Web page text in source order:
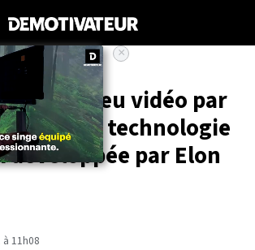
High-tech
à un jeu vidéo par
à la technologie
par Elon
11h08
×